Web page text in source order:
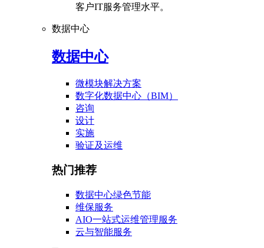
客户IT服务管理水平。
数据中心
数据中心
微模块解决方案
数字化数据中心（BIM）
咨询
设计
实施
验证及运维
热门推荐
数据中心绿色节能
维保服务
AIO一站式运维管理服务
云与智能服务